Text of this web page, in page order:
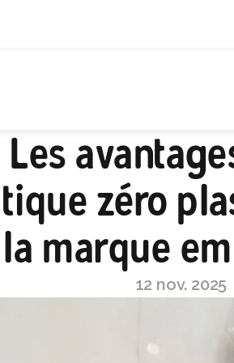
Les
zéro
la marque
12 nov. 2025